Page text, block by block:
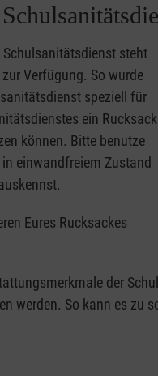
Schulsanitätsdienst steht
Verfügung. So wurde
speziell für
ein Rucksack
können. Bitte benutze
einwandfreiem Zustand
Eures Rucksackes
der
werden. So kann es zu